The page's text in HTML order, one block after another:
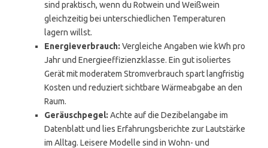
sind praktisch, wenn du Rotwein und Weißwein
gleichzeitig bei unterschiedlichen Temperaturen
lagern willst.
Energieverbrauch: Vergleiche Angaben wie kWh pro
Jahr und Energieeffizienzklasse. Ein gut isoliertes
Gerät mit moderatem Stromverbrauch spart langfristig
Kosten und reduziert sichtbare Wärmeabgabe an den
Raum.
Geräuschpegel: Achte auf die Dezibelangabe im
Datenblatt und lies Erfahrungsberichte zur Lautstärke
im Alltag. Leisere Modelle sind in Wohn- und